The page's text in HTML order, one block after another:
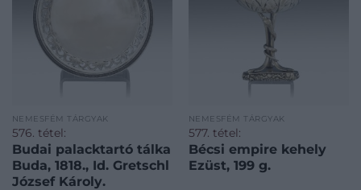
NEMESFÉM TÁRGYAK
576. tétel:
Budai palacktartó tálka
Buda, 1818., Id. Gretschl
József Károly.
NEMESFÉM TÁRGYAK
577. tétel:
Bécsi empire kehely
Ezüst, 199 g.